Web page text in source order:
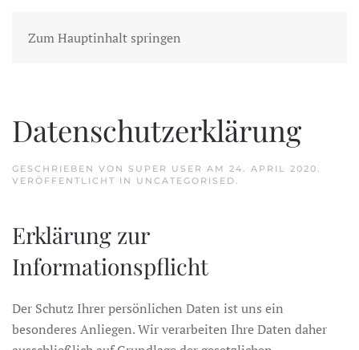
Zum Hauptinhalt springen
Datenschutzerklärung
GESCHRIEBEN VON SUPER USER AM 24. APRIL 2020.
VERÖFFENTLICHT IN UNCATEGORISED.
Erklärung zur
Informationspflicht
Der Schutz Ihrer persönlichen Daten ist uns ein
besonderes Anliegen. Wir verarbeiten Ihre Daten daher